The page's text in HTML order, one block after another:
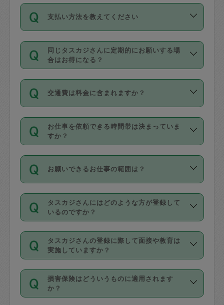
の上事前申請することが必要です。な
お、3時間を下回っても、値引き等はござ
いません。
11種類の価格帯の中からタスカジさん自
身が価格を選んで設定しています。
タスカジさんの価格設定には最初は制限
があり、レビュー件数、レビューの平均
値、などで除々に設定可能な最高額が上
がっていく仕組みになっています。
支払い方法を教えてください
お支払方法はクレジットカード（Visa／
Master／JCB／AMERICAN EXPRESS／
Diners Club）のみとなります。
を行う際にご入力ください。プロフィー
ル登録時にはご入力いただかなくても大
丈夫です。
デビットカード・プリペイドカード（Vプ
リカ、au WALLETなど）は支払にはご利
銀行振込や現金払いも対応していませ
なお、タスカジさんの交通費も、依頼料
金のご請求と合わせてお支払いとなりま
動計算で表示されます。
同じタスカジさんに定期的にお願いする場
合はお得になる？
依頼には「スポット」と「定期（毎週｜
隔週）」があり、「定期」の依頼は「ス
ポット」よりお得な料金でご利用できま
す。
定期の最低利用回数は設けていない代わ
りに、一定数を超えたキャンセルは有償
（例：毎週定期の場合は３回以上のキャ
ンセルが有償（1200円、隔週定期の場合
は２回以上のキャンセルが有償（1200
交通費は料金に含まれますか？
交通費は依頼料金とは別途発生し、依頼
料金のご請求と合わせてお支払いとなり
ます。交通費の金額は「依頼の詳細」に
お仕事を依頼できる時間帯は決まっていま
すか？
時間帯は3種類あります。いずれも１回あ
たり３時間です。
・ＡＭ ９時～１２時
・ＰＭ １３時～１６時
・夜 １８時～２１時
開始時間を２時間前後変更することが可
能です。依頼送信後、個別にタスカジさ
んにメッセージを送り調整してくださ
い。ただし、２時間を越えての調整はで
お願いできるお仕事の範囲は？
掃除、整理収納、洗濯、買い物、料理、
作り置きです。タスカジさんによってで
きる仕事の範囲が異なりますので、依頼
する前にタスカジさんのプロフィールで
確認してください。
基本的に、高所での作業や危険作業、屋
外での作業は対象外です。
タスカジさんにはどのような方が登録して
いるのですか？
主婦として長年の家事経験をお持ちの
方、栄養士・調理師といった資格者で保
育園や学校の給食やレストランで料理関
係の専門職に従事されていた方、日本で
すでにハウスキーパーや英語の先生とし
てお仕事をしているフィリピン出身の
タスカジさんの登録に際して面接や教育は
実施していますか？
応募の際に、各自事務局との面接と説明
を行っています。その後、身分証明書の
写真提出をしていただいています。外国
損害保険はどういうものに適用されます
か？